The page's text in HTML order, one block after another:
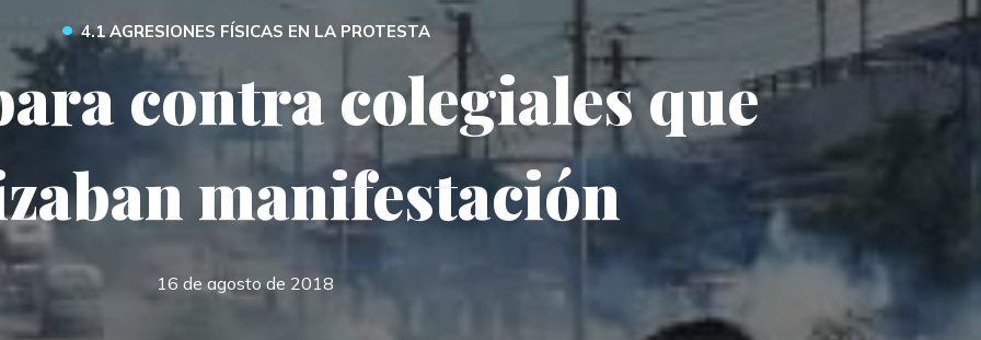
• 4.1 AGRESIONES FÍSICAS EN LA PROTESTA
contra colegiales que
manifestación
16 de agosto de 2018